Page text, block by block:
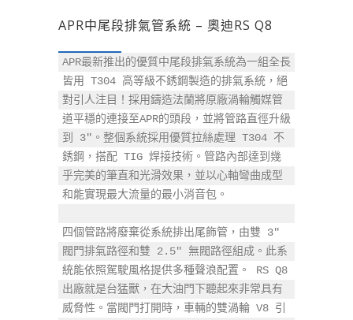
APR中尾段排氣管系統 – 奧迪RS Q8
APR最新推出的優質中尾段排氣系統為一組全長
皆用 T304 高等級不銹鋼製造的排氣系統，絕
對引人注目！採用鑄造法蘭將原廠渦輪觸媒管
道平穩的連接至APR的頭段，並將管路直徑升級
到 3"。整個系統採用優質拉絲處理 T304 不
銹鋼，搭配 TIG 焊接技術。管路內部達到幾
乎完美的筆直和光滑效果，並以心軸彎曲成型
和能實現最大流量的最小消音包。
四個管路將廢棄從系統排出尾飾管，由雙 3"
閥門排氣路徑和雙 2.5" 無閥路徑組成。此系
統能依照駕駛風格提供多種聲浪配置。 RS Q8
出廠就是台猛獸，在大油門下聽起來非常具有
威脅性。當閥門打開時，車輛的雙渦輪 V8 引